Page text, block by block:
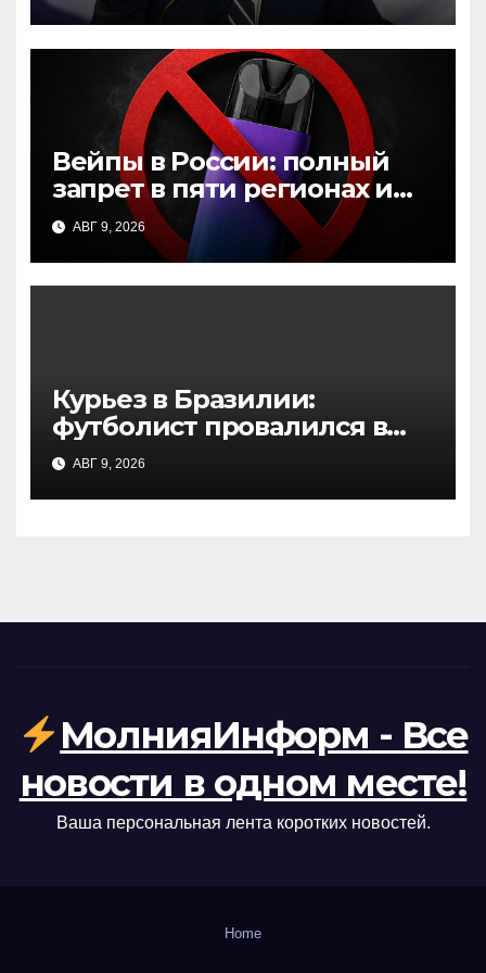
Вейпы в России: полный
запрет в пяти регионах и
новые инициативы в
Госдуме
АВГ 9, 2026
Курьез в Бразилии:
футболист провалился в
тоннель, празднуя
отмененный гол
АВГ 9, 2026
МолнияИнформ - Все
новости в одном месте!
Ваша персональная лента коротких новостей.
Home